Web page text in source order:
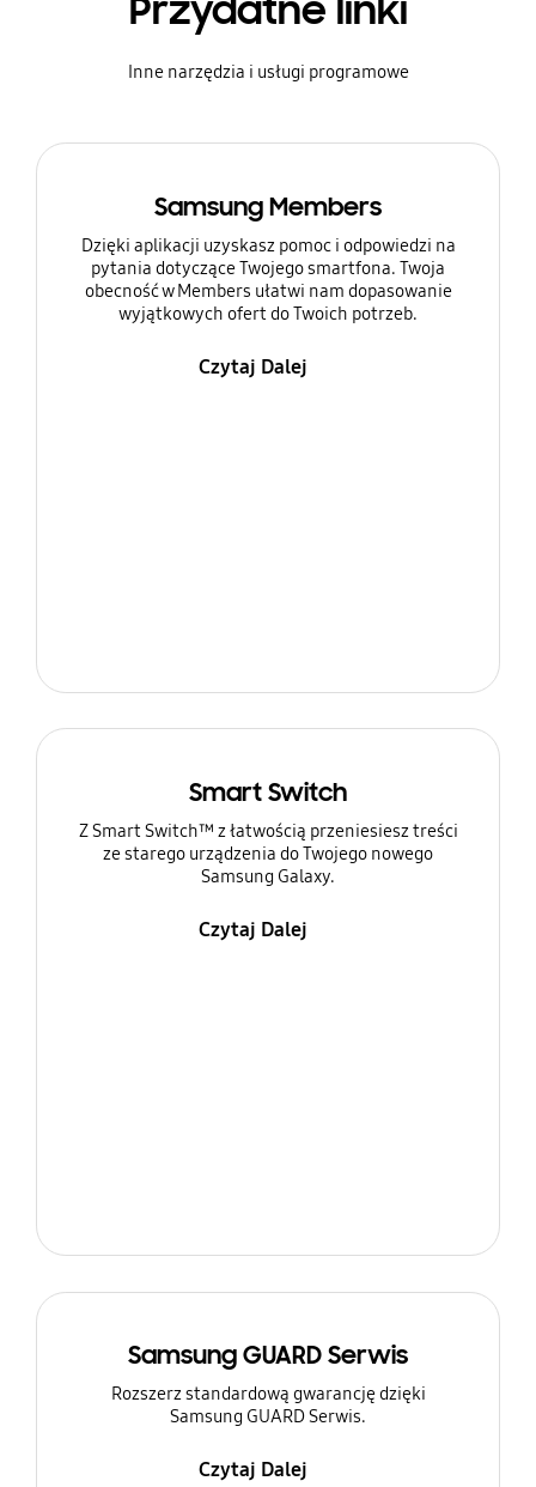
Przydatne linki
Inne narzędzia i usługi programowe
Samsung Members
Dzięki aplikacji uzyskasz pomoc i odpowiedzi na
pytania dotyczące Twojego smartfona. Twoja
obecność w Members ułatwi nam dopasowanie
wyjątkowych ofert do Twoich potrzeb.
Czytaj Dalej
Smart Switch
Z Smart Switch™ z łatwością przeniesiesz treści
ze starego urządzenia do Twojego nowego
Samsung Galaxy.
Czytaj Dalej
Samsung GUARD Serwis
Rozszerz standardową gwarancję dzięki
Samsung GUARD Serwis.
Czytaj Dalej